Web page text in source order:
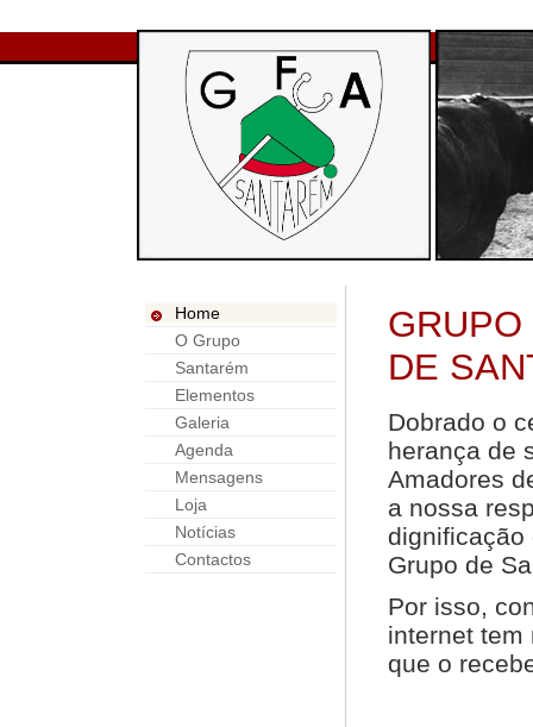
Home
O Grupo
Santarém
Elementos
Galeria
Agenda
Mensagens
Loja
Notícias
Contactos
DE
Dobrado o
herança de
Amadores
a nossa
dignificação
Grupo de
Por isso,
internet tem
que o